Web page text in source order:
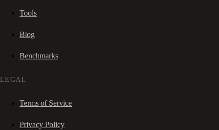
Tools
Blog
Benchmarks
LEGAL
Terms of Service
Privacy Policy